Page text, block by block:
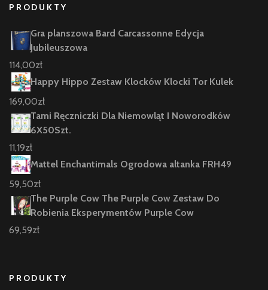
PRODUKTY
Gra planszowa Bard Carcassonne Edycja
Jubileuszowa
114,00zł
Happy Hippo Zestaw Klocków Klocki Tor Kulek
169,00zł
Tami Ręczniczki Dla Niemowląt I Noworodków
6X50Szt.
11,19zł
Mattel Enchantimals Ogrodowa altanka FRH49
59,50zł
The Purple Cow The Purple Cow Zestaw Do
Robienia Eksperymentów Purple Cow
69,59zł
PRODUKTY